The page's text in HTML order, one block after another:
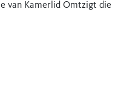
van Kamerlid Omtzigt die